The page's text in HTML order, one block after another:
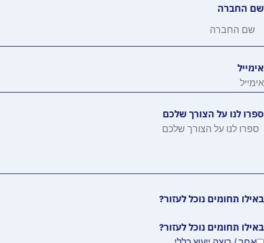
שם החברה
אימייל
ספרו לנו על הצורך שלכם
באילו תחומים נוכל לעזור?
באילו תחומים נוכל לעזור?